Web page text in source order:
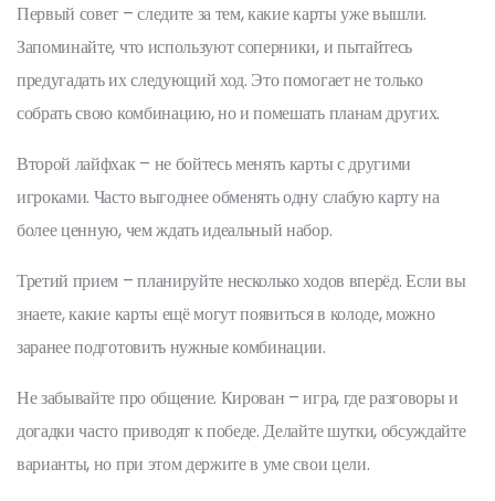
Первый совет – следите за тем, какие карты уже вышли.
Запоминайте, что используют соперники, и пытайтесь
предугадать их следующий ход. Это помогает не только
собрать свою комбинацию, но и помешать планам других.
Второй лайфхак – не бойтесь менять карты с другими
игроками. Часто выгоднее обменять одну слабую карту на
более ценную, чем ждать идеальный набор.
Третий прием – планируйте несколько ходов вперёд. Если вы
знаете, какие карты ещё могут появиться в колоде, можно
заранее подготовить нужные комбинации.
Не забывайте про общение. Кирован – игра, где разговоры и
догадки часто приводят к победе. Делайте шутки, обсуждайте
варианты, но при этом держите в уме свои цели.